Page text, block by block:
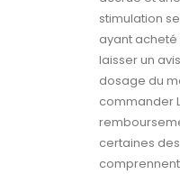
stimulation
ayant
laisser un
dosage du
commander
certaines